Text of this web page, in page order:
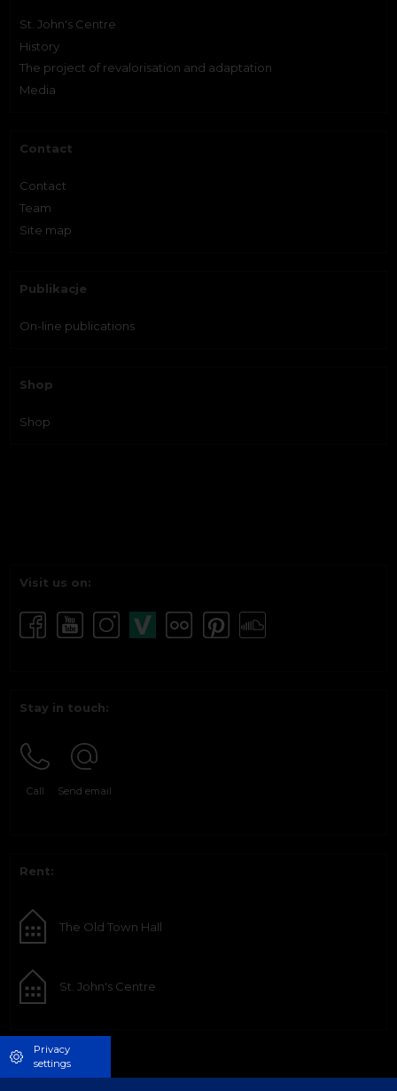
St. John's Centre
History
The project of revalorisation and adaptation
Media
Contact
Contact
Team
Site map
Publikacje
On-line publications
Shop
Shop
Visit us on:
Stay in touch:
Call Send email
Rent:
The Old Town Hall
St. John's Centre
Privacy
settings